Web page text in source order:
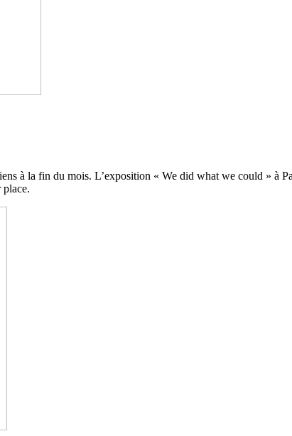
à la fin du mois. L’exposition « We did what we could » à
place.